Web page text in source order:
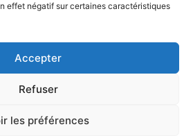
effet négatif sur certaines caractéristiques
Accepter
Refuser
les préférences